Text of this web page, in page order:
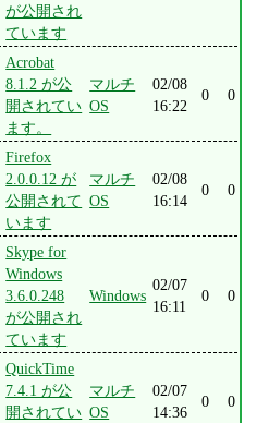
が公開され
ています
Acrobat
8.1.2 が公
開されてい
ます。
マルチ
OS
02/08
16:22
0 0
Firefox
2.0.0.12 が
公開されて
います
マルチ
OS
02/08
16:14
0 0
Skype for
Windows
3.6.0.248
が公開され
ています
Windows
02/07
16:11
0 0
QuickTime
7.4.1 が公
開されてい
マルチ
OS
02/07
14:36
0 0